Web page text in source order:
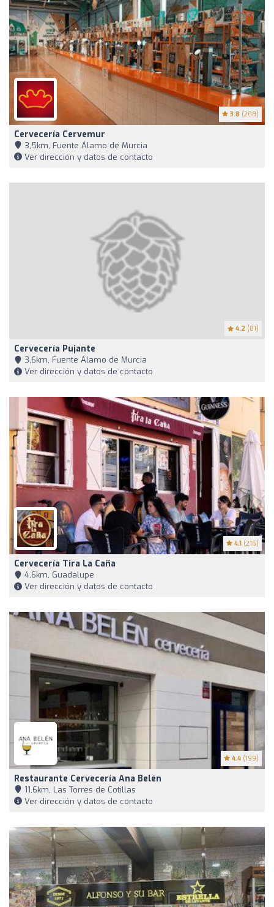
3.8 (208)
Cervecería Cervemur
3,5km, Fuente Álamo de Murcia
Ver dirección y datos de contacto
4.2 (81)
Cervecería Pujante
3,6km, Fuente Álamo de Murcia
Ver dirección y datos de contacto
4.1 (216)
Cervecería Tira La Caña
4,6km, Guadalupe
Ver dirección y datos de contacto
4.4 (199)
Restaurante Cervecería Ana Belén
11,6km, Las Torres de Cotillas
Ver dirección y datos de contacto